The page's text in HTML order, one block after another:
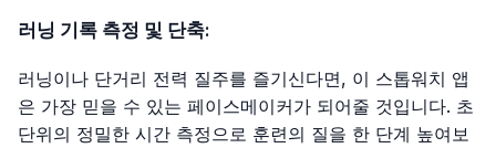
러닝 기록 측정 및 단축:
러닝이나 단거리 전력 질주를 즐기신다면, 이 스톱워치 앱
은 가장 믿을 수 있는 페이스메이커가 되어줄 것입니다. 초
단위의 정밀한 시간 측정으로 훈련의 질을 한 단계 높여보